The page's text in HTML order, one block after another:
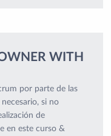
WITH
por parte de las
si no
de
en este curso &